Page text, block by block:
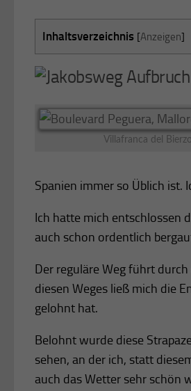
Inhaltsverzeichnis [Anzeigen]
Aufbruch
Villafranca del Bierzo
Spanien immer so Üblich ist.
Ich hatte mich entschlossen
auch schon ordentlich
Der reguläre Weg führt
diesen Weges ließ mich die
gelohnt hat.
Belohnt wurde diese
sehen, an der ich, statt
auch das Wetter sehr schön